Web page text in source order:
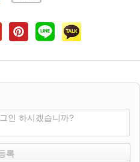
인 하시겠습니까?